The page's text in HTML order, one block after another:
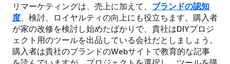
リマーケティングは、売上に加えて、 ブランドの認知
度 、検討、ロイヤルティの向上にも役立ちます。購入者
が家の改修を検討し始めたばかりで、貴社はDIYプロジ
ェクト用のツールを出品している会社だとしましょう。
購入者は貴社のブランドのWebサイトで教育的な記事